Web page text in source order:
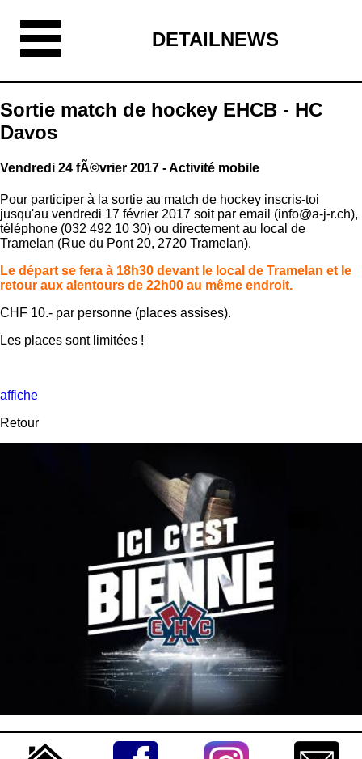
DETAILNEWS
Sortie match de hockey EHCB - HC
Davos
Vendredi 24 fÃ©vrier 2017 - Activité mobile
Pour participer à la sortie au match de hockey inscris-toi
jusqu'au vendredi 17 février 2017 soit par email (info@a-j-r.ch),
téléphone (032 492 10 30) ou directement au local de
Tramelan (Rue du Pont 20, 2720 Tramelan).
Le départ se fera à 18h30 devant le local de Tramelan et le
retour aux alentours de 22h00 au même endroit.
CHF 10.- par personne (places assises).
Les places sont limitées !
affiche
Retour